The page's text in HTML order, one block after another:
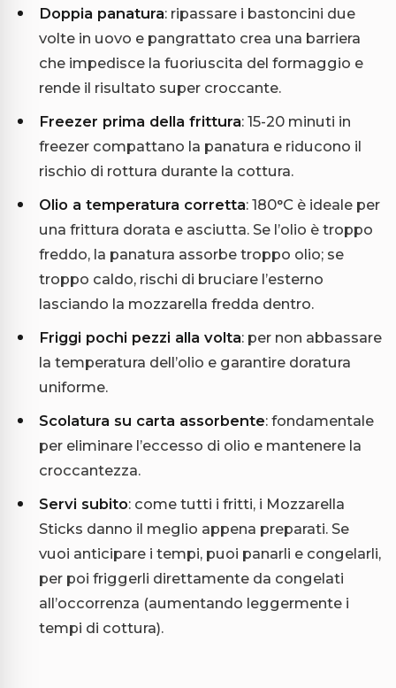
Doppia panatura: ripassare i bastoncini due
volte in uovo e pangrattato crea una barriera
che impedisce la fuoriuscita del formaggio e
rende il risultato super croccante.
Freezer prima della frittura: 15-20 minuti in
freezer compattano la panatura e riducono il
rischio di rottura durante la cottura.
Olio a temperatura corretta: 180°C è ideale per
una frittura dorata e asciutta. Se l’olio è troppo
freddo, la panatura assorbe troppo olio; se
troppo caldo, rischi di bruciare l’esterno
lasciando la mozzarella fredda dentro.
Friggi pochi pezzi alla volta: per non abbassare
la temperatura dell’olio e garantire doratura
uniforme.
Scolatura su carta assorbente: fondamentale
per eliminare l’eccesso di olio e mantenere la
croccantezza.
Servi subito: come tutti i fritti, i Mozzarella
Sticks danno il meglio appena preparati. Se
vuoi anticipare i tempi, puoi panarli e congelarli,
per poi friggerli direttamente da congelati
all’occorrenza (aumentando leggermente i
tempi di cottura).